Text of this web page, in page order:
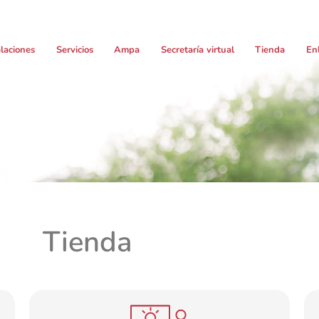
Servicios Ampa Secretaría virtual Tienda
Tienda